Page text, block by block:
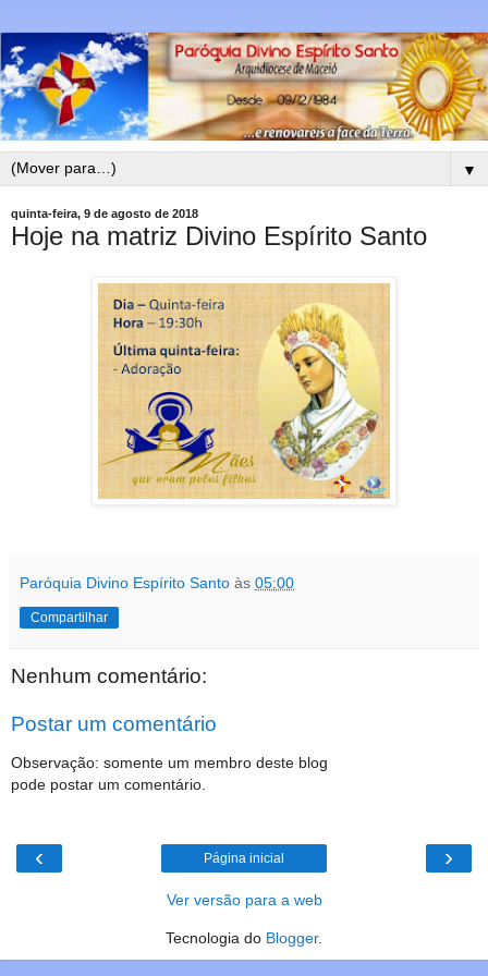
▼
quinta-feira, 9 de agosto de 2018
Hoje na matriz Divino Espírito Santo
Paróquia Divino Espírito Santo às 05:00
Compartilhar
Nenhum comentário:
Postar um comentário
Observação: somente um membro deste blog
pode postar um comentário.
‹ ›
Página inicial
Ver versão para a web
Tecnologia do Blogger.